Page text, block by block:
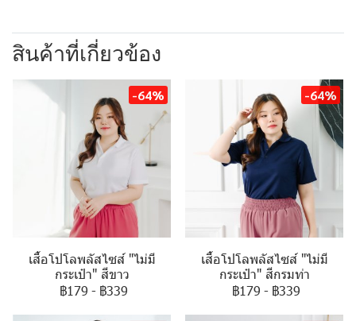
สินค้าที่เกี่ยวข้อง
-64%
เสื้อโปโลพลัสไซส์ "ไม่มี
กระเป๋า" สีขาว
฿179 - ฿339
-64%
เสื้อโปโลพลัสไซส์ "ไม่มี
กระเป๋า" สีกรมท่า
฿179 - ฿339